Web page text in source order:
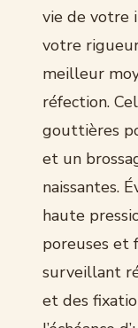
vie de votre
votre
meilleur
réfection.
gouttières
et un
naissantes.
haute
poreuses et
surveillant
et des